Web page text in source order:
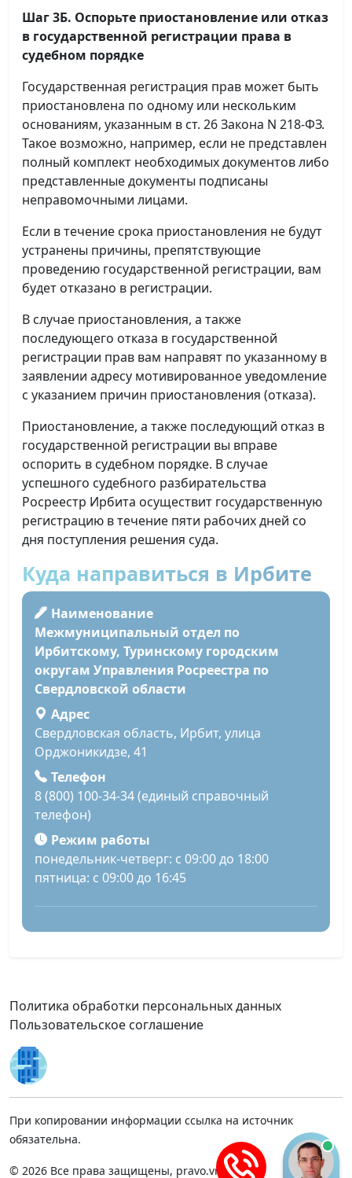
Шаг 3Б. Оспорьте приостановление или отказ
в государственной регистрации права в
судебном порядке
Государственная регистрация прав может быть
приостановлена по одному или нескольким
основаниям, указанным в ст. 26 Закона N 218-ФЗ.
Такое возможно, например, если не представлен
полный комплект необходимых документов либо
представленные документы подписаны
неправомочными лицами.
Если в течение срока приостановления не будут
устранены причины, препятствующие
проведению государственной регистрации, вам
будет отказано в регистрации.
В случае приостановления, а также
последующего отказа в государственной
регистрации прав вам направят по указанному в
заявлении адресу мотивированное уведомление
с указанием причин приостановления (отказа).
Приостановление, а также последующий отказ в
государственной регистрации вы вправе
оспорить в судебном порядке. В случае
успешного судебного разбирательства
Росреестр Ирбита осуществит государственную
регистрацию в течение пяти рабочих дней со
дня поступления решения суда.
Куда направиться в Ирбите
Наименование
Межмуниципальный отдел по
Ирбитскому, Туринскому городским
округам Управления Росреестра по
Свердловской области
Адрес
Свердловская область, Ирбит, улица
Орджоникидзе, 41
Телефон
8 (800) 100-34-34 (единый справочный
телефон)
Режим работы
понедельник-четверг: с 09:00 до 18:00
пятница: с 09:00 до 16:45
Политика обработки персональных данных
Пользовательское соглашение
При копировании информации ссылка на источник
обязательна.
© 2026 Все права защищены, pravo.vnmsk.ru.